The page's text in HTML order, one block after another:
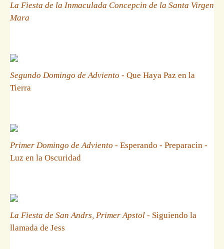
La Fiesta de la Inmaculada Concepcin de la Santa Virgen
Mara
Segundo Domingo de Adviento - Que Haya Paz en la
Tierra
Primer Domingo de Adviento - Esperando - Preparacin -
Luz en la Oscuridad
La Fiesta de San Andrs, Primer Apstol - Siguiendo la
llamada de Jess